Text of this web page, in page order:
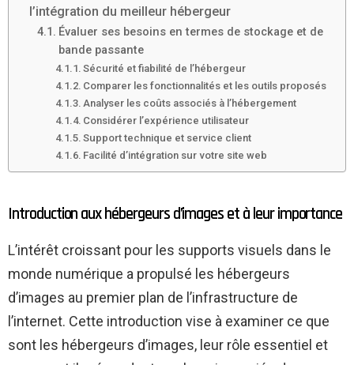
l’intégration du meilleur hébergeur
Évaluer ses besoins en termes de stockage et de
bande passante
Sécurité et fiabilité de l’hébergeur
Comparer les fonctionnalités et les outils proposés
Analyser les coûts associés à l’hébergement
Considérer l’expérience utilisateur
Support technique et service client
Facilité d’intégration sur votre site web
Introduction aux hébergeurs d’images et à leur importance
L’intérêt croissant pour les supports visuels dans le
monde numérique a propulsé les hébergeurs
d’images au premier plan de l’infrastructure de
l’internet. Cette introduction vise à examiner ce que
sont les hébergeurs d’images, leur rôle essentiel et